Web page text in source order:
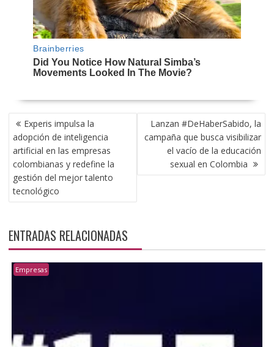
NAVEGACIÓN
DE
ENTRADAS
Experis impulsa la
adopción de inteligencia
artificial en las empresas
colombianas y redefine la
gestión del mejor talento
tecnológico
Lanzan #DeHaberSabido, la
campaña que busca visibilizar
el vacío de la educación
sexual en Colombia
ENTRADAS RELACIONADAS
Empresas